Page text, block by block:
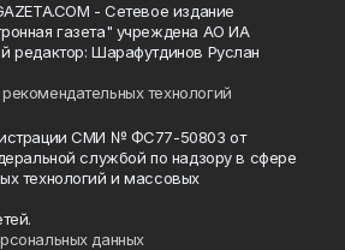
- Сетевое издание
газета" учреждена АО ИА
редактор: Шарафутдинов Руслан
технологий
СМИ № ФС77-50803 от
службой по надзору в сфере
технологий и массовых
данных